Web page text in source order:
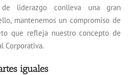
liderazgo conlleva una gran
mantenemos un compromiso de
que refleja nuestro concepto de
Corporativa.
iguales